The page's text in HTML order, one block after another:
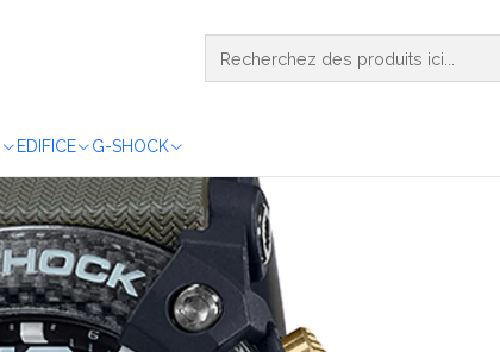
EDIFICE G-SHOCK